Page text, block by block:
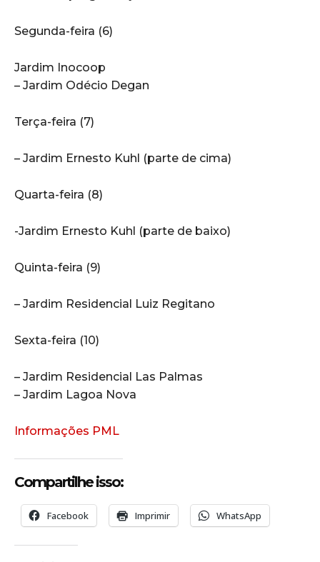
Segunda-feira (6)
Jardim Inocoop
– Jardim Odécio Degan
Terça-feira (7)
– Jardim Ernesto Kuhl (parte de cima)
Quarta-feira (8)
-Jardim Ernesto Kuhl (parte de baixo)
Quinta-feira (9)
– Jardim Residencial Luiz Regitano
Sexta-feira (10)
– Jardim Residencial Las Palmas
– Jardim Lagoa Nova
Informações PML
Compartilhe isso:
Facebook Imprimir WhatsApp